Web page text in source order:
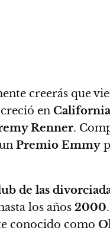
creerás que
en California
Renner.
Premio Emmy
de las
los años 2000
conocido como